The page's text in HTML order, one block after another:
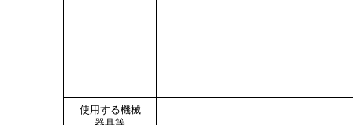
使用する機械